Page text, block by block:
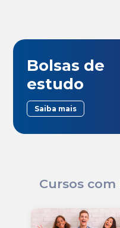
Bolsas de
estudo
Saiba mais
Cursos